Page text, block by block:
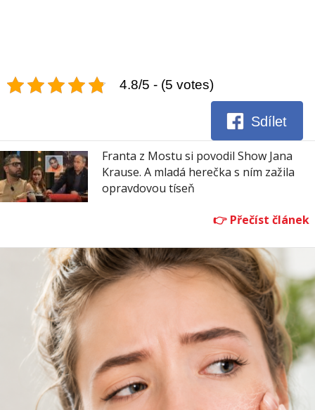
4.8/5 - (5 votes)
Sdílet
Franta z Mostu si povodil Show Jana
Krause. A mladá herečka s ním zažila
opravdovou tíseň